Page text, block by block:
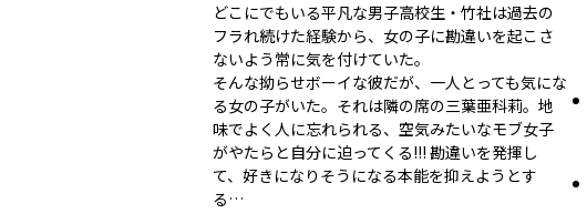
どこにでもいる平凡な男子高校生・竹社は過去の
フラれ続けた経験から、女の子に勘違いを起こさ
ないよう常に気を付けていた。
そんな拗らせボーイな彼だが、一人とっても気にな
る女の子がいた。それは隣の席の三葉亜科莉。地
味でよく人に忘れられる、空気みたいなモブ女子
がやたらと自分に迫ってくる!!! 勘違いを発揮し
て、好きになりそうになる本能を抑えようとす
る…